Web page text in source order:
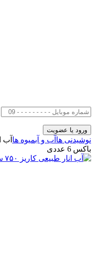
نوشیدنی ها آب و آبمیوه ها
باکس 6 عددی